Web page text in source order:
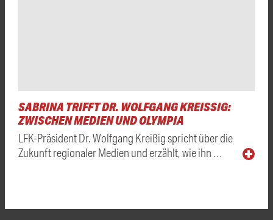
SABRINA TRIFFT DR. WOLFGANG KREISSIG: Z
WISCHEN MEDIEN UND OLYMPIA
LFK-Präsident Dr. Wolfgang Kreißig spricht über die
Zukunft regionaler Medien und erzählt, wie ihn …